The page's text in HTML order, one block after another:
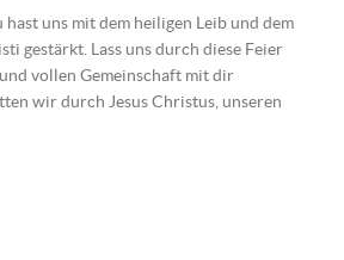
uns mit dem heiligen Leib und dem
gestärkt. Lass uns durch diese Feier
vollen Gemeinschaft mit dir
wir durch Jesus Christus, unseren